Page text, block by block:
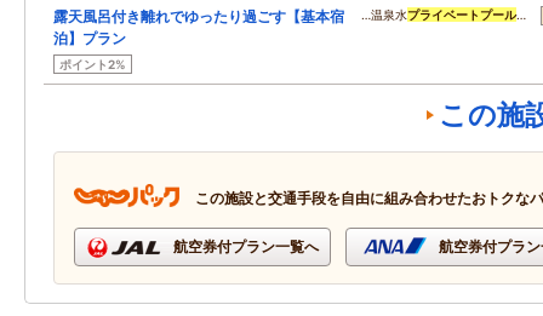
露天風呂付き離れでゆったり過ごす【基本宿
泊】プラン
ポイント2%
…温泉水プライベート プール…
この施
この施設と交通手段を自由に組み合わせたおトクな
航空券付プラン一覧へ 航空券付プラ